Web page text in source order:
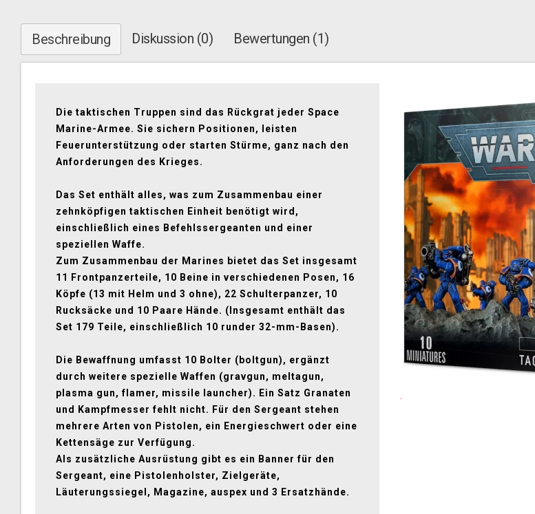
Beschreibung Diskussion (0) Bewertungen (1)
Die taktischen Truppen sind das Rückgrat jeder Space
Marine-Armee. Sie sichern Positionen, leisten
Feuerunterstützung oder starten Stürme, ganz nach den
Anforderungen des Krieges.
Das Set enthält alles, was zum Zusammenbau einer
zehnköpfigen taktischen Einheit benötigt wird,
einschließlich eines Befehlssergeanten und einer
speziellen Waffe.
Zum Zusammenbau der Marines bietet das Set insgesamt
11 Frontpanzerteile, 10 Beine in verschiedenen Posen, 16
Köpfe (13 mit Helm und 3 ohne), 22 Schulterpanzer, 10
Rucksäcke und 10 Paare Hände. (Insgesamt enthält das
Set 179 Teile, einschließlich 10 runder 32-mm-Basen).
Die Bewaffnung umfasst 10 Bolter (boltgun), ergänzt
durch weitere spezielle Waffen (gravgun, meltagun,
plasma gun, flamer, missile launcher). Ein Satz Granaten
und Kampfmesser fehlt nicht. Für den Sergeant stehen
mehrere Arten von Pistolen, ein Energieschwert oder eine
Kettensäge zur Verfügung.
Als zusätzliche Ausrüstung gibt es ein Banner für den
Sergeant, eine Pistolenholster, Zielgeräte,
Läuterungssiegel, Magazine, auspex und 3 Ersatzhände.
.